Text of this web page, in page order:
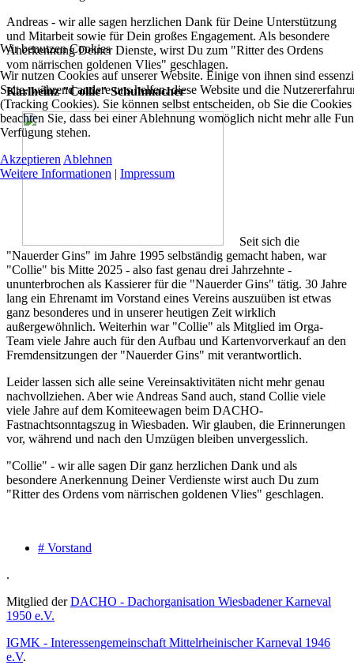
Andreas - wir alle sagen herzlichen Dank für Deine Unterstützung
und Mitarbeit sowie für Dein großes Engagement. Als besondere
Anerkennung Deiner Dienste, wirst Du zum "Ritter des Ordens
vom närrischen goldenen Vlies" geschlagen.
Karlheinz "Collie" Schuhmacher
Seit sich die
"Nauerder Gins" im Jahre 1995 selbständig gemacht haben, war
"Collie" bis Mitte 2025 - also fast genau drei Jahrzehnte -
ununterbrochen als Kassierer für die "Nauerder Gins" tätig. 30 Jahre
lang ein Ehrenamt im Vorstand eines Vereins auszuüben ist etwas
ganz besonderes und in unserer heutigen Zeit wirklich
außergewöhnlich. Weiterhin war "Collie" als Mitglied im Orga-
Team viele Jahre auch für den Aufbau und Kartenvorverkauf an den
Fremdensitzungen der "Nauerder Gins" mit verantwortlich.
Leider lassen sich alle seine Vereinsaktivitäten nicht mehr genau
nachvollziehen. Aber wie Andreas Sand auch, stand Collie viele
viele Jahre auf dem Komiteewagen beim DACHO-
Fastnachtsonntagszug in Wiesbaden. Wir glauben, die Erinnerungen
vor, während und nach den Umzügen bleiben unvergesslich.
"Collie" - wir alle sagen Dir ganz herzlichen Dank und als
besondere Anerkennung Deiner Verdienste wirst auch Du zum
"Ritter des Ordens vom närrischen goldenen Vlies" geschlagen.
# Vorstand
.
Mitglied derDACHO - Dachorganisation Wiesbadener Karneval
1950 e.V.
IGMK - Interessengemeinschaft Mittelrheinischer Karneval 1946
e.V.
Wir benutzen Cookies
Wir nutzen Cookies auf unserer Website. Einige von ihnen sind
Seite, während andere uns helfen, diese Website und die
(Tracking Cookies). Sie können selbst entscheiden, ob Sie die
beachten Sie, dass bei einer Ablehnung womöglich nicht mehr alle
Verfügung stehen.
Akzeptieren Ablehnen
Weitere Informationen | Impressum